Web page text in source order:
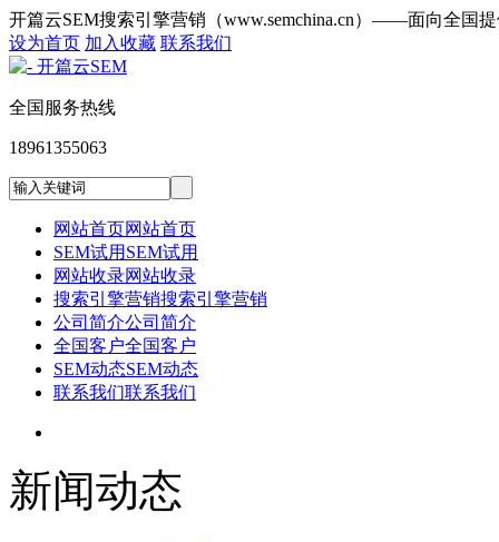
开篇云SEM搜索引擎营销（www.semchina.cn）——面向全国
设为首页 加入收藏 联系我们
全国服务热线
18961355063
网站首页网站首页
SEM试用 SEM试用
网站收录网站收录
搜索引擎营销搜索引擎营销
公司简介公司简介
全国客户全国客户
SEM动态SEM动态
联系我们联系我们
新闻动态